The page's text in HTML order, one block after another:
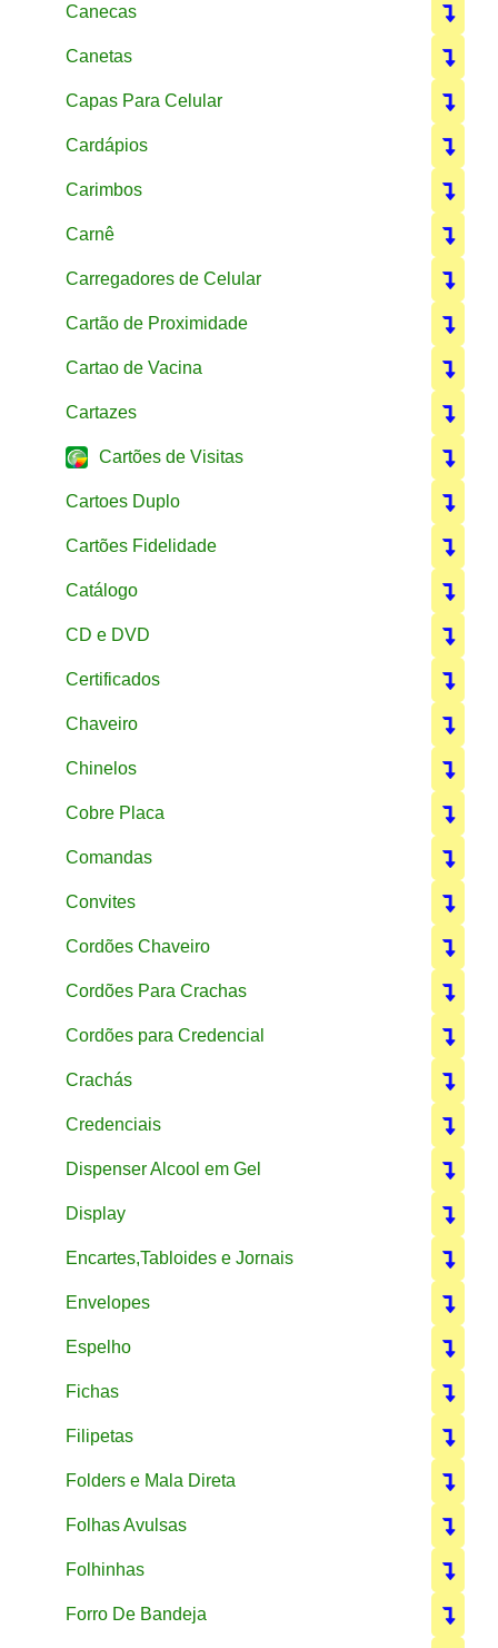
Canecas
Canetas
Capas Para Celular
Cardápios
Carimbos
Carnê
Carregadores de Celular
Cartão de Proximidade
Cartao de Vacina
Cartazes
Cartões de Visitas
Cartoes Duplo
Cartões Fidelidade
Catálogo
CD e DVD
Certificados
Chaveiro
Chinelos
Cobre Placa
Comandas
Convites
Cordões Chaveiro
Cordões Para Crachas
Cordões para Credencial
Crachás
Credenciais
Dispenser Alcool em Gel
Display
Encartes,Tabloides e Jornais
Envelopes
Espelho
Fichas
Filipetas
Folders e Mala Direta
Folhas Avulsas
Folhinhas
Forro De Bandeja